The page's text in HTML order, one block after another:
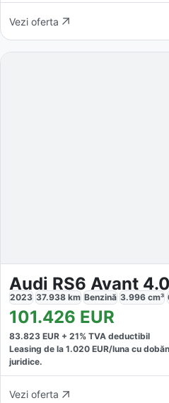
Vezi oferta
Audi RS6 Avant
2023 37.938 km Benzină 3.996 cm³
101.426 EUR
83.823 EUR + 21% TVA deductibil
Leasing de la 1.020 EUR/luna cu
juridice.
Vezi oferta